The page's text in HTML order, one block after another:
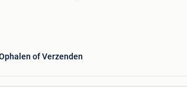
of Verzenden